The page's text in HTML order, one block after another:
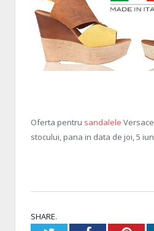
Oferta pentru sandalele
stocului, pana in data de joi, 5
SHARE.